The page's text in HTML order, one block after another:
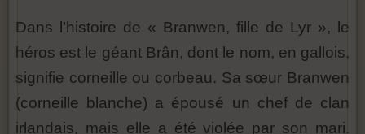
Dans l’histoire de « Branwen, fille de Lyr », le
héros est le géant Brân, dont le nom, en gallois,
signifie corneille ou corbeau. Sa sœur Branwen
(corneille blanche) a épousé un chef de clan
irlandais, mais elle a été violée par son mari.